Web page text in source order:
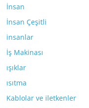
İnsan
İnsan Çeşitli
insanlar
İş Makinası
ışıklar
ısıtma
Kablolar ve iletkenler